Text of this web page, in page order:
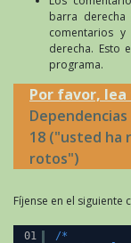
barra
comentarios
derecha. Esto
programa.
Por favor,
18 ("usted ha
rotos")
Fíjense en el
01
/*